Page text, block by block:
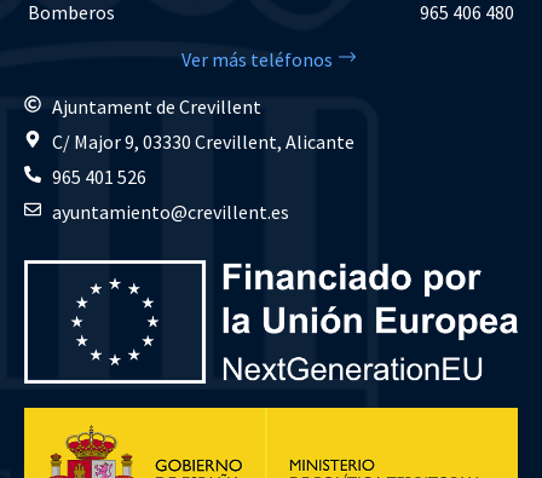
Bomberos
965 406 480
Ver más teléfonos
Ajuntament de Crevillent
C/ Major 9, 03330 Crevillent, Alicante
965 401 526
ayuntamiento@crevillent.es